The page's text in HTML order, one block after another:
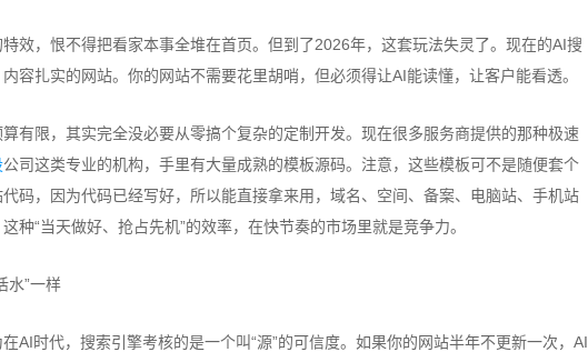
，恨不得把看家本事全堆在首页。但到了2026年，这套玩法失灵了。现在的AI搜
容扎实的网站。你的网站不需要花里胡哨，但必须得让AI能读懂，让客户能看透。
限，其实完全没必要从零搞个复杂的定制开发。现在很多服务商提供的那种极速
公司这类专业的机构，手里有大量成熟的模板源码。注意，这些模板可不是随便套个
码，因为代码已经写好，所以能直接拿来用，域名、空间、备案、电脑站、手机站
种“当天做好、抢占先机”的效率，在快节奏的市场里就是竞争力。
”一样
时代，搜索引擎考核的是一个叫“源”的可信度。如果你的网站半年不更新一次，AI